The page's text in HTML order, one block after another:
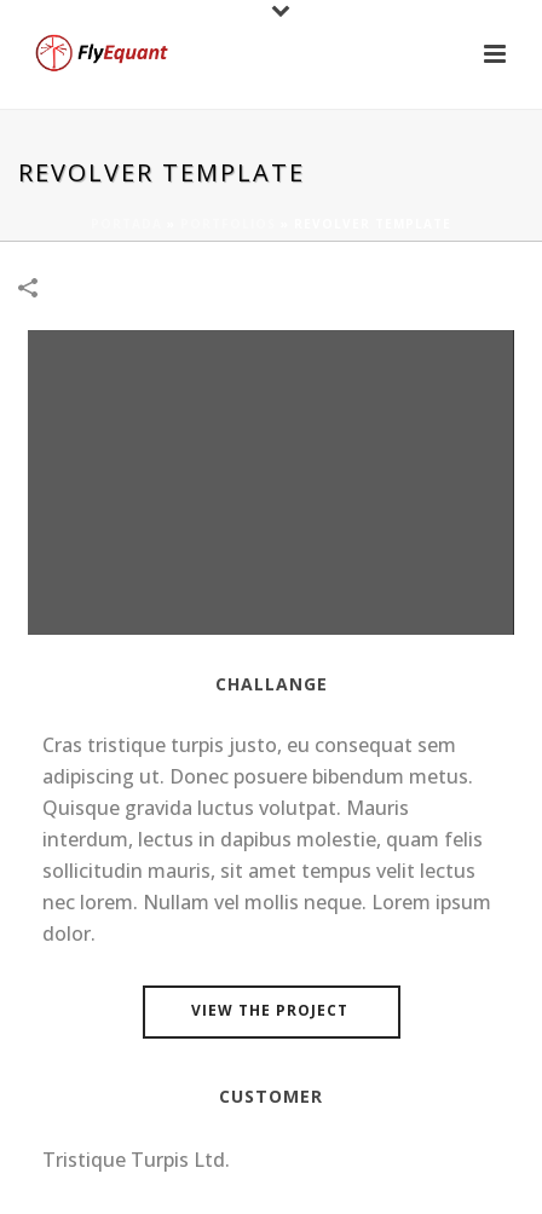
REVOLVER TEMPLATE
CHALLANGE
Cras tristique turpis justo, eu consequat sem
adipiscing ut. Donec posuere bibendum metus.
Quisque gravida luctus volutpat. Mauris
interdum, lectus in dapibus molestie, quam felis
sollicitudin mauris, sit amet tempus velit lectus
nec lorem. Nullam vel mollis neque. Lorem ipsum
dolor.
VIEW THE PROJECT
CUSTOMER
Tristique Turpis Ltd.